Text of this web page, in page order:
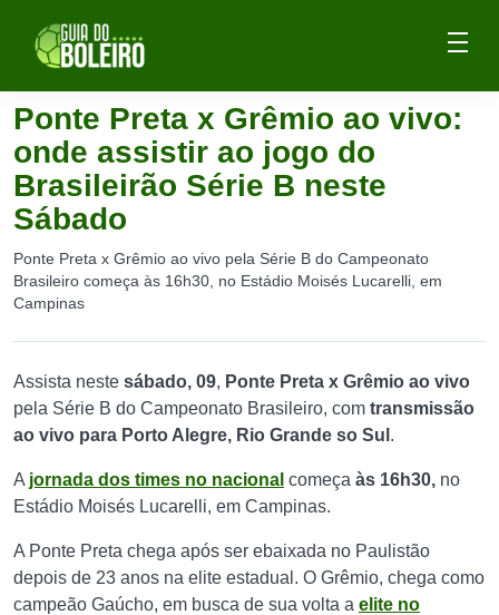
Ponte Preta x Grêmio ao vivo:
onde assistir ao jogo do
Brasileirão Série B neste
Sábado
Ponte Preta x Grêmio ao vivo pela Série B do Campeonato
Brasileiro começa às 16h30, no Estádio Moisés Lucarelli, em
Campinas
Assista neste sábado, 09, Ponte Preta x Grêmio ao vivo
pela Série B do Campeonato Brasileiro, com transmissão
ao vivo para Porto Alegre, Rio Grande so Sul .
A jornada dos times no nacional começa às 16h30, no
Estádio Moisés Lucarelli, em Campinas.
A Ponte Preta chega após ser ebaixada no Paulistão
depois de 23 anos na elite estadual. O Grêmio, chega como
campeão Gaúcho, em busca de sua volta a elite no